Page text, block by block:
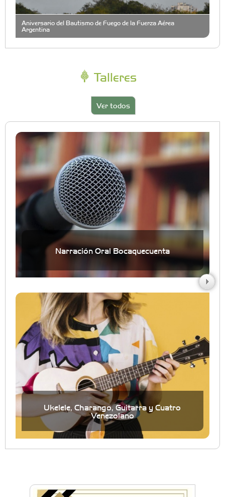
Aniversario del Bautismo de Fuego de la Fuerza Aérea
Argentina
Talleres
Ver todos
Narración Oral Bocaquecuenta
Ukelele, Charango, Guitarra y Cuatro
Venezolano